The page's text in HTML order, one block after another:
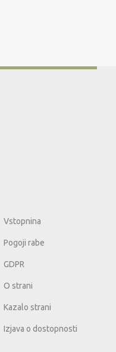
Vstopnina
Pogoji rabe
GDPR
O strani
Kazalo strani
Izjava o dostopnosti